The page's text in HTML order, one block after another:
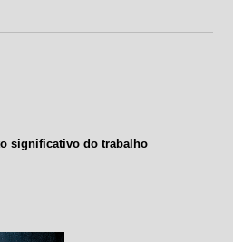
significativo do trabalho